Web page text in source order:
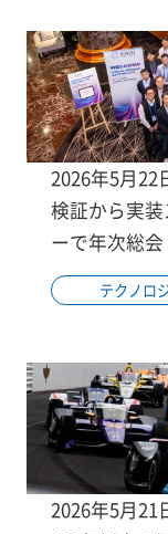
2026年5月22
検証から実
ーで年次総会
テクノロ
2026年5月21